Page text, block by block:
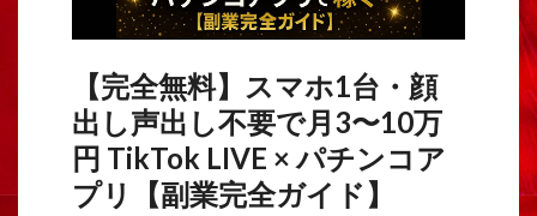
【完全無料】スマホ1台・顔
出し声出し不要で月3〜10万
円 TikTok LIVE × パチンコア
プリ【副業完全ガイド】